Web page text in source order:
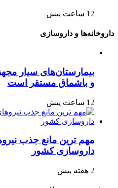
12 ساعت پیش
داروخانه‌ها و داروسازی
بیمارستان‌های سیار
و باشماق مستقر است
12 ساعت پیش
مهم ترین مانع جذب
داروسازی کشور
2 هفته پیش